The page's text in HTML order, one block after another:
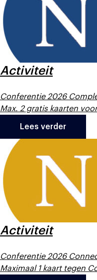
Activiteit
Conferentie 2026
Max. 2 gratis kaarten
Lees verder
Activiteit
Conferentie 2026
Maximaal 1 kaart tegen